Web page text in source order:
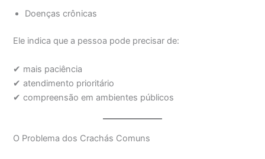
Doenças crônicas
Ele indica que a pessoa pode precisar de:
✔ mais paciência
✔ atendimento prioritário
✔ compreensão em ambientes públicos
O Problema dos Crachás Comuns